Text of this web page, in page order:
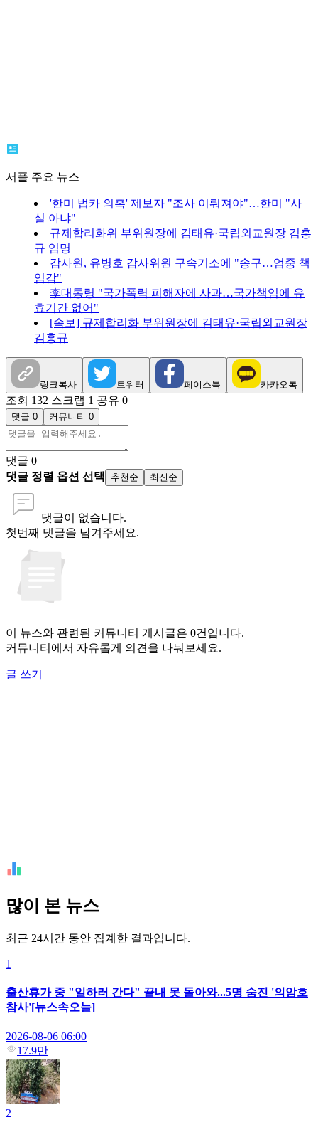
서플 주요 뉴스
'한미 법카 의혹' 제보자 "조사 이뤄져야"…한미 "사
실 아냐"
규제합리화위 부위원장에 김태유·국립외교원장 김흥
규 임명
감사원, 유병호 감사위원 구속기소에 "송구…엄중 책
임감"
李대통령 "국가폭력 피해자에 사과…국가책임에 유
효기간 없어"
[속보] 규제합리화 부위원장에 김태유·국립외교원장
김흥규
링크복사 트위터 페이스북 카카오톡
조회 132 스크랩 1 공유 0
댓글 0 커뮤니티 0
댓글 0
댓글 정렬 옵션 선택
추천순 최신순
댓글이 없습니다.
첫번째 댓글을 남겨주세요.
이 뉴스와 관련된 커뮤니티 게시글은 0건입니다.
커뮤니티에서 자유롭게 의견을 나눠보세요.
글 쓰기
많이 본 뉴스
최근 24시간 동안 집계한 결과입니다.
1
출산휴가 중 "일하러 간다" 끝내 못 돌아와...5명 숨진 '의암호
참사'[뉴스속오늘]
2026-08-06 06:00
17.9만
2